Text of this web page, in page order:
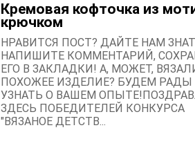
Кремовая кофточка из
крючком
НРАВИТСЯ ПОСТ? ДАЙТЕ НАМ
НАПИШИТЕ КОММЕНТАРИЙ,
ЕГО В ЗАКЛАДКИ! А, МОЖЕТ,
ПОХОЖЕЕ ИЗДЕЛИЕ? БУДЕМ РАДЫ
УЗНАТЬ О ВАШЕМ
ЗДЕСЬ ПОБЕДИТЕЛЕЙ КОНКУРСА
"ВЯЗАНОЕ ДЕТСТВ...